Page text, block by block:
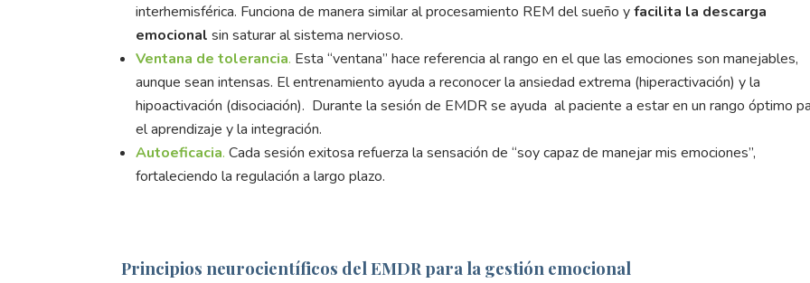
interhemisférica. Funciona de manera similar al procesamiento REM del sueño yfacilita la descarga
emocional sin saturar al sistema nervioso.
Ventana de tolerancia. Esta “ventana” hace referencia al rango en el que las emociones son manejables,
aunque sean intensas. El entrenamiento ayuda a reconocer la ansiedad extrema (hiperactivación) y la
hipoactivación (disociación). Durante la sesión de EMDR se ayuda al paciente a estar en un rango óptimo
el aprendizaje y la integración.
Autoeficacia. Cada sesión exitosa refuerza la sensación de “soy capaz de manejar mis emociones”,
fortaleciendo la regulación a largo plazo.
Principios neurocientíficos del EMDR para la gestión emocional